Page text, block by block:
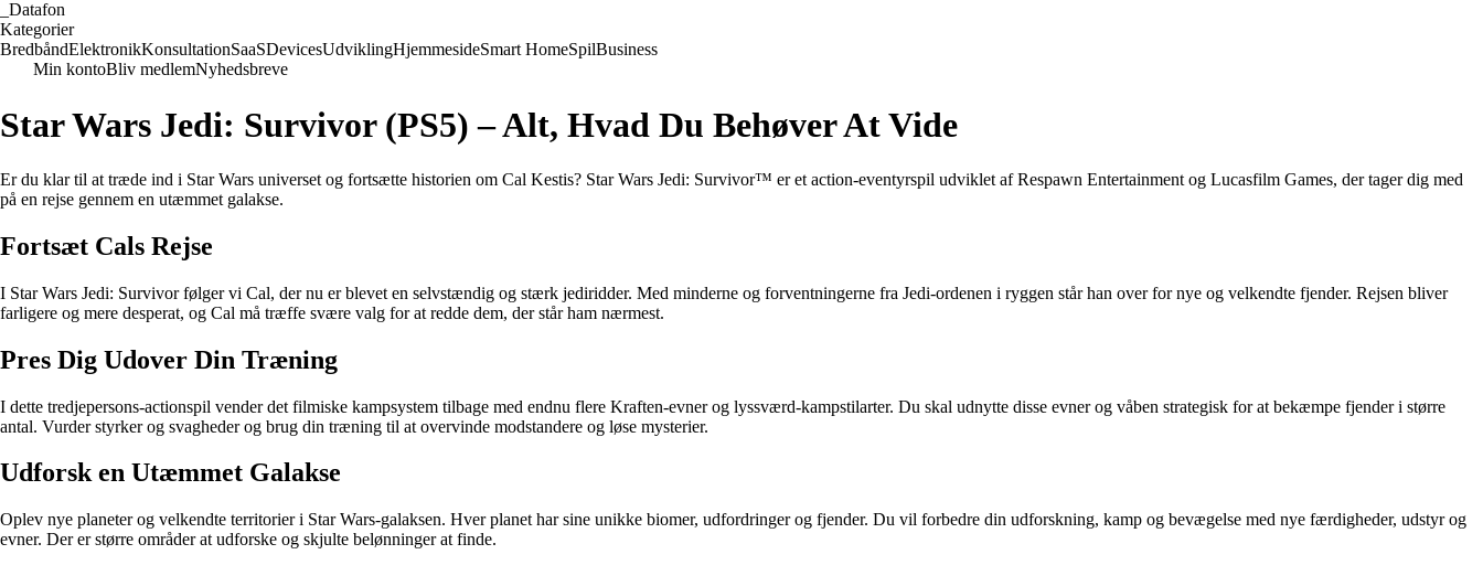
Datafon
Kategorier
BredbåndElektronikKonsultationSaaSDevicesUdviklingHjemmesideSmart HomeSpilBusiness
Min kontoBliv medlemNyhedsbreve
Star Wars Jedi: Survivor (PS5) – Alt, Hvad Du Behøver At Vide
Er du klar til at træde ind i Star Wars universet og fortsætte historien om Cal Kestis? Star Wars Jedi: Survivor™ er et action-eventyrspil udviklet af Respawn Entertainment og Lucasfilm Games, der tager dig med
på en rejse gennem en utæmmet galakse.
Fortsæt Cals Rejse
I Star Wars Jedi: Survivor følger vi Cal, der nu er blevet en selvstændig og stærk jediridder. Med minderne og forventningerne fra Jedi-ordenen i ryggen står han over for nye og velkendte fjender. Rejsen bliver
farligere og mere desperat, og Cal må træffe svære valg for at redde dem, der står ham nærmest.
Pres Dig Udover Din Træning
I dette tredjepersons-actionspil vender det filmiske kampsystem tilbage med endnu flere Kraften-evner og lyssværd-kampstilarter. Du skal udnytte disse evner og våben strategisk for at bekæmpe fjender i større
antal. Vurder styrker og svagheder og brug din træning til at overvinde modstandere og løse mysterier.
Udforsk en Utæmmet Galakse
Oplev nye planeter og velkendte territorier i Star Wars-galaksen. Hver planet har sine unikke biomer, udfordringer og fjender. Du vil forbedre din udforskning, kamp og bevægelse med nye færdigheder, udstyr og
evner. Der er større områder at udforske og skjulte belønninger at finde.